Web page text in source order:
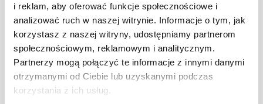
i reklam, aby oferować funkcje społecznościowe i
analizować ruch w naszej witrynie. Informacje o tym, jak
korzystasz z naszej witryny, udostępniamy partnerom
społecznościowym, reklamowym i analitycznym.
Partnerzy mogą połączyć te informacje z innymi danymi
otrzymanymi od Ciebie lub uzyskanymi podczas
korzystania z ich usług.
PRODUKT JM ILOŚĆ
Listwa
kominowa
aluminiowa
kasztanowa
szt